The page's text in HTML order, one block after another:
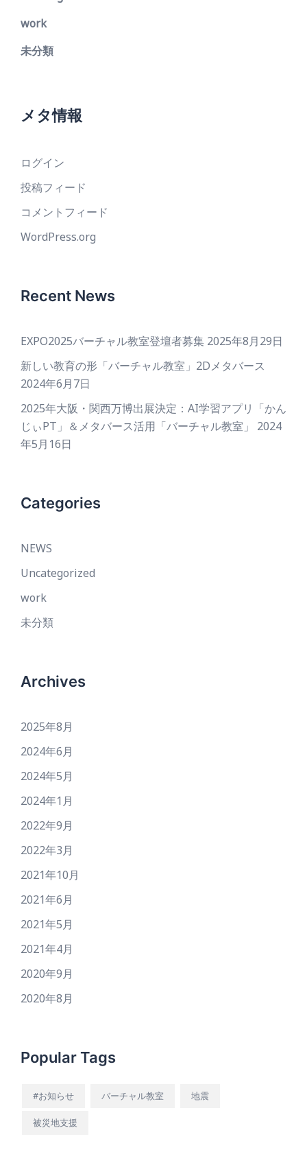
work
未分類
メタ情報
ログイン
投稿フィード
コメントフィード
WordPress.org
Recent News
EXPO2025バーチャル教室登壇者募集 2025年8月29日
新しい教育の形「バーチャル教室」2Dメタバース
2024年6月7日
2025年大阪・関西万博出展決定：AI学習アプリ「かん
じぃPT」＆メタバース活用「バーチャル教室」
2024
年5月16日
Categories
NEWS
Uncategorized
work
未分類
Archives
2025年8月
2024年6月
2024年5月
2024年1月
2022年9月
2022年3月
2021年10月
2021年6月
2021年5月
2021年4月
2020年9月
2020年8月
Popular Tags
#お知らせ バーチャル教室 地震
被災地支援